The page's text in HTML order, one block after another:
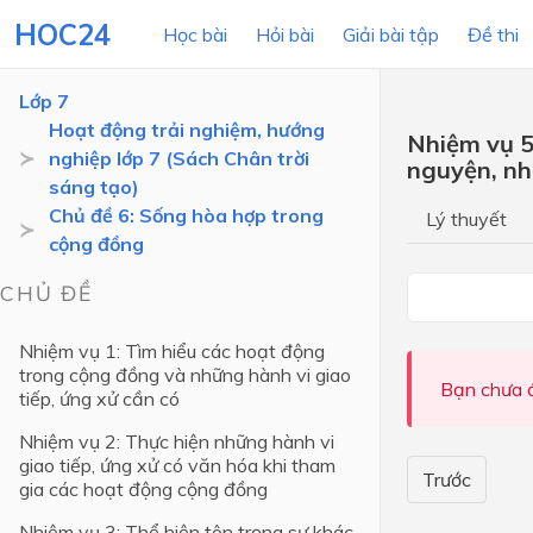
HOC24 Học bài Hỏi bài Giải bài tập Đề thi
LỚP HỌC
Lớp 12
Lớp 9
Lớp 8
Lớp 7
Lớp 6
Lớp 7
Hoạt động trải nghiệm, hướng
nghiệp lớp 7 (Sách Chân trời
sáng tạo)
Chủ đề 6: Sống hòa hợp trong
cộng đồng
CHỦ ĐỀ
Nhiệm vụ 1: Tìm hiểu các hoạt động
trong cộng đồng và những hành vi giao
tiếp, ứng xử cần có
Nhiệm vụ 2: Thực hiện những hành vi
giao tiếp, ứng xử có văn hóa khi tham
gia các hoạt động cộng đồng
Nhiệm vụ
nguyện,
Lý thuyết
Bạn chưa
Trước